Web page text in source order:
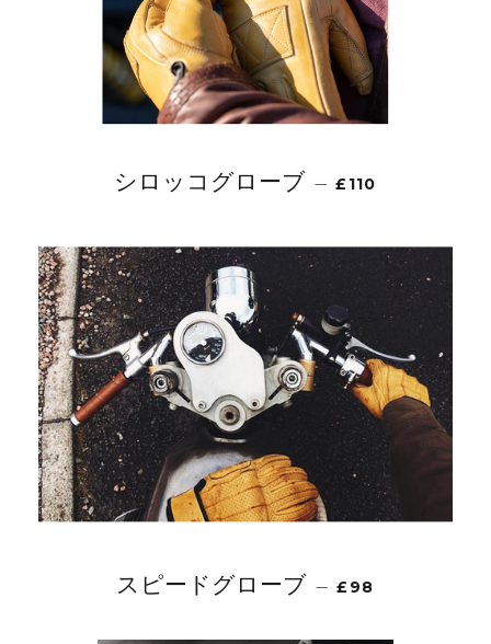
シロッコグローブ — £110
スピードグローブ — £98